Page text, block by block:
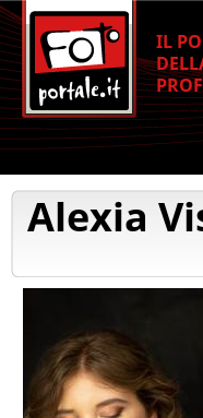
IL
Alexia